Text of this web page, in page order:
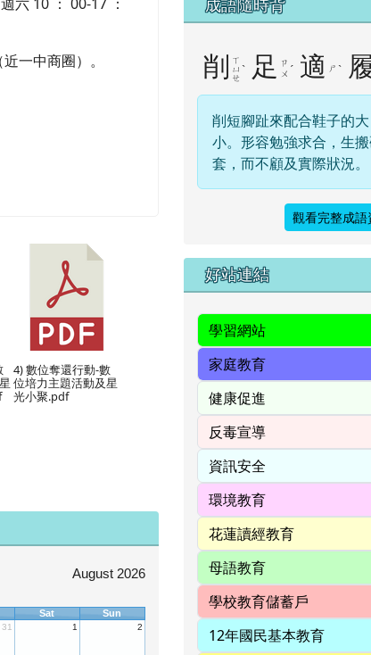
一中商圈）。
4) 數位奪還行動-數
位培力主題活動及星
光小聚.pdf
August 2026
Sat Sun
31 1 2
成語隨時背
削
ㄒ
ㄩ
ㄝ
ˋ 足
ㄗ
ㄨ ˊ 適 ㄕ ˋ
削短腳趾來配合鞋子的大
小。形容勉強求合，生
套，而不顧及實際狀況。
觀看完整成語
右邊區域內容
好站連結